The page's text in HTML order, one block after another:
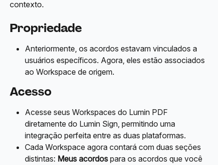
contexto.
Propriedade
Anteriormente, os acordos estavam vinculados a
usuários específicos. Agora, eles estão associados
ao Workspace de origem.
Acesso
Acesse seus Workspaces do Lumin PDF
diretamente do Lumin Sign, permitindo uma
integração perfeita entre as duas plataformas.
Cada Workspace agora contará com duas seções
distintas: Meus acordos para os acordos que você